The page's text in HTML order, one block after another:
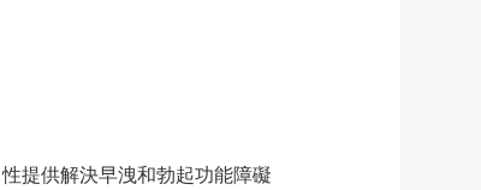
提供解決早洩和勃起功能障礙